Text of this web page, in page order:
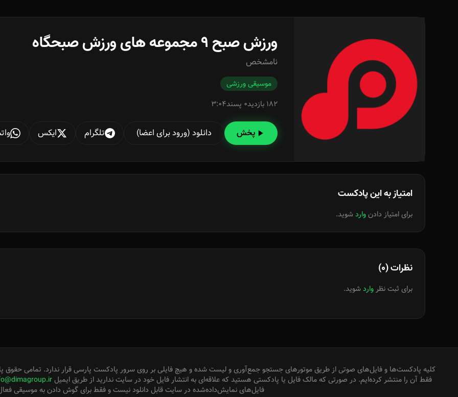
ورزش صبح ٩ مجموعه های ورزش صبحگاه
نامشخص
موسیقی ورزشی
182 بازدید
0 پسند 3:04
پخش دانلود (ورود برای اعضا) تلگرام ایکس
امتیاز به این پادکست
برای امتیاز دادنواردشوید.
نظرات (0)
برای ثبت نظرواردشوید.
کلیه پادکست‌ها و فایل‌های صوتی از طریق موتورهای جستجو جمع‌آوری و لیست شده و هیچ فایلی بر روی سرور پادکست پارسی قرار ندارد. تمامی
فقط آن را منتشر کرده‌ایم. در صورتی که مالک فایل یا پادکستی هستید که علاقه‌ای به انتشار فایل خود در سایت ندارید از طریق ایمیل
فایل‌های نمایش‌داده‌شده در سایت قابل دانلود نیست و فقط برای گوش دادن به موسیقی